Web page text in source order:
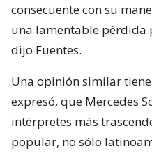
consecuente con su
una lamentable pérdida
dijo Fuentes.
Una opinión similar
expresó, que Mercedes
intérpretes más
popular, no sólo